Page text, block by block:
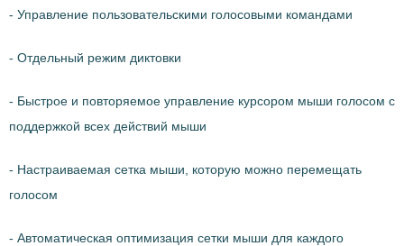
- Управление пользовательскими голосовыми командами
- Отдельный режим диктовки
- Быстрое и повторяемое управление курсором мыши голосом с
поддержкой всех действий мыши
- Настраиваемая сетка мыши, которую можно перемещать
голосом
- Автоматическая оптимизация сетки мыши для каждого